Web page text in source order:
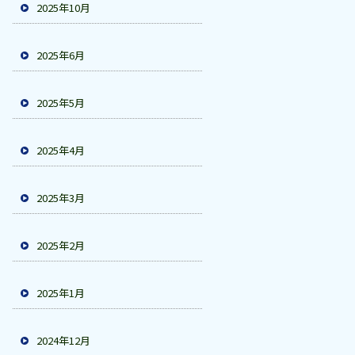
2025年10月
2025年6月
2025年5月
2025年4月
2025年3月
2025年2月
2025年1月
2024年12月